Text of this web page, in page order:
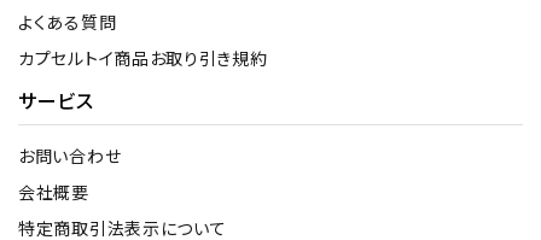
よくある質問
カプセルトイ商品お取り引き規約
サービス
お問い合わせ
会社概要
特定商取引法表示について